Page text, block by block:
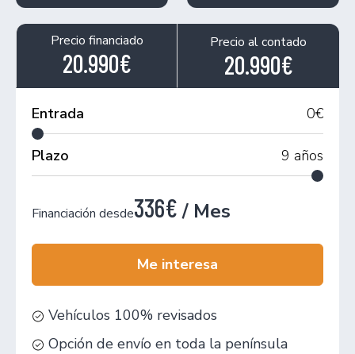
Precio financiado
20.990€
Precio al contado
20.990€
Entrada 0€
Plazo 9 años
Financiación desde336€ / Mes
Me interesa
Vehículos 100% revisados
Opción de envío en toda la península